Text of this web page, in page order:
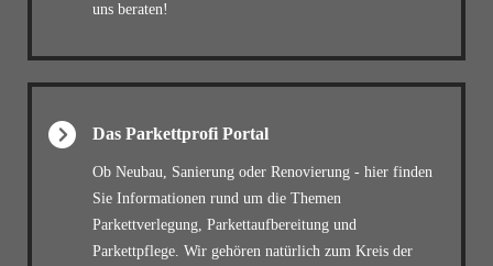
uns beraten!
Das Parkettprofi Portal
Ob Neubau, Sanierung oder Renovierung - hier finden
Sie Informationen rund um die Themen
Parkettverlegung, Parkettaufbereitung und
Parkettpflege. Wir gehören natürlich zum Kreis der